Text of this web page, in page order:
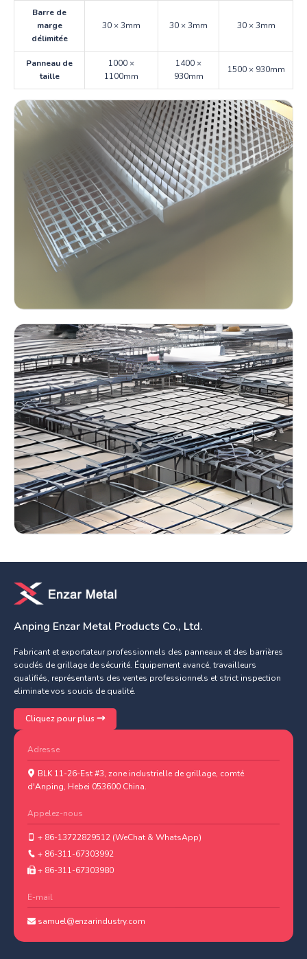
Barre de
marge
délimitée
30 × 3mm 30 × 3mm 30 × 3mm
Panneau de
taille
1000 ×
1100mm
1400 ×
930mm
1500 × 930mm
Anping Enzar Metal Products Co., Ltd.
Fabricant et exportateur professionnels des panneaux et des barrières
soudés de grillage de sécurité. Équipement avancé, travailleurs
qualifiés, représentants des ventes professionnels et strict inspection
eliminate vos soucis de qualité.
Cliquez pour plus
Adresse
BLK 11-26-Est #3, zone industrielle de grillage, comté
d'Anping, Hebei 053600 China.
Appelez-nous
+ 86-13722829512 (WeChat & WhatsApp)
+ 86-311-67303992
+ 86-311-67303980
E-mail
samuel@enzarindustry.com